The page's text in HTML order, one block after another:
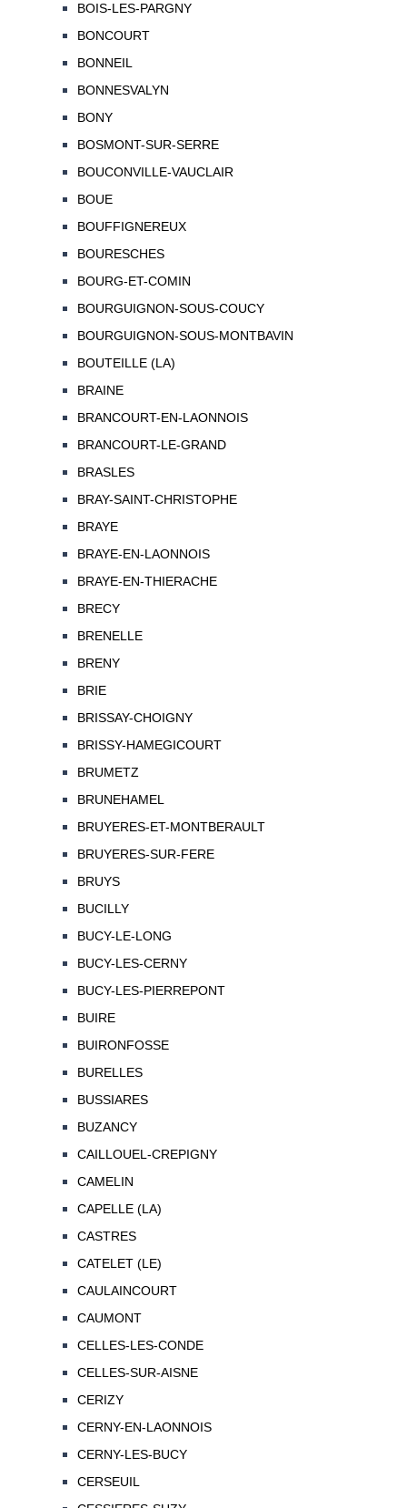
BOIS-LES-PARGNY
BONCOURT
BONNEIL
BONNESVALYN
BONY
BOSMONT-SUR-SERRE
BOUCONVILLE-VAUCLAIR
BOUE
BOUFFIGNEREUX
BOURESCHES
BOURG-ET-COMIN
BOURGUIGNON-SOUS-COUCY
BOURGUIGNON-SOUS-MONTBAVIN
BOUTEILLE (LA)
BRAINE
BRANCOURT-EN-LAONNOIS
BRANCOURT-LE-GRAND
BRASLES
BRAY-SAINT-CHRISTOPHE
BRAYE
BRAYE-EN-LAONNOIS
BRAYE-EN-THIERACHE
BRECY
BRENELLE
BRENY
BRIE
BRISSAY-CHOIGNY
BRISSY-HAMEGICOURT
BRUMETZ
BRUNEHAMEL
BRUYERES-ET-MONTBERAULT
BRUYERES-SUR-FERE
BRUYS
BUCILLY
BUCY-LE-LONG
BUCY-LES-CERNY
BUCY-LES-PIERREPONT
BUIRE
BUIRONFOSSE
BURELLES
BUSSIARES
BUZANCY
CAILLOUEL-CREPIGNY
CAMELIN
CAPELLE (LA)
CASTRES
CATELET (LE)
CAULAINCOURT
CAUMONT
CELLES-LES-CONDE
CELLES-SUR-AISNE
CERIZY
CERNY-EN-LAONNOIS
CERNY-LES-BUCY
CERSEUIL